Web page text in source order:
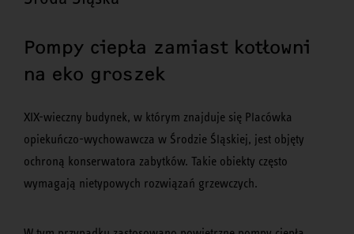
Pompy ciepła zamiast kotłowni
na eko groszek
XIX-wieczny budynek, w którym znajduje się Placówka
opiekuńczo-wychowawcza w Środzie Śląskiej, jest objęty
ochroną konserwatora zabytków. Takie obiekty często
wymagają nietypowych rozwiązań grzewczych.